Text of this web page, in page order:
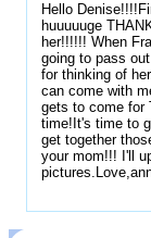
Hello
huuuuuge
her!!!!!! When
going to pass
for thinking of
can come with
gets to come for
time!It's time to
get together
your mom!!! I'll